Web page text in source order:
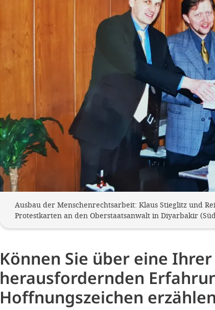
Ausbau der Menschenrechtsarbeit: Klaus Stieglitz und
Protestkarten an den Oberstaatsanwalt in Diyarbakir
Können Sie über eine
herausfordernden
Hoffnungszeichen